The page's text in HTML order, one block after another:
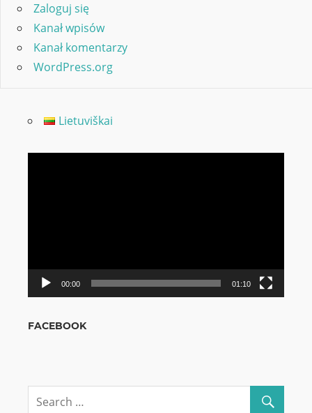
Zaloguj się
Kanał wpisów
Kanał komentarzy
WordPress.org
Lietuviškai
00:00 01:10
FACEBOOK